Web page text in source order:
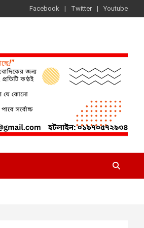
Facebook Twitter Youtube